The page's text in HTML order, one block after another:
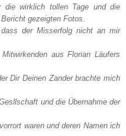
wirklich tollen Tage und die
gezeigten Fotos.
der Misserfolg nicht an mir
aus Florian Läufers
Dir Deinen Zander brachte mich
und die Übernahme der
waren und deren Namen ich